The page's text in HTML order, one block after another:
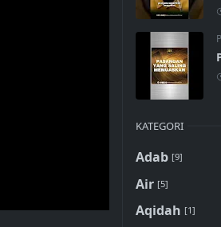
KATEGORI
Adab [9]
Air [5]
Aqidah [1]